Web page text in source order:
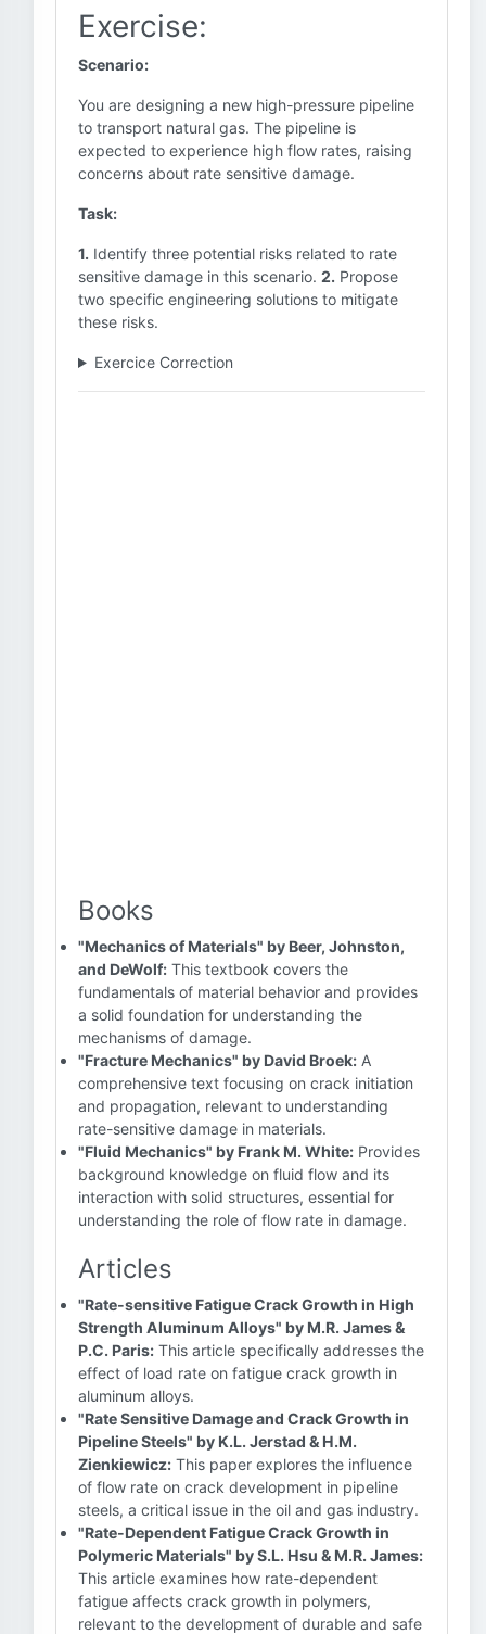
Exercise:
Scenario:
You are designing a new high-pressure pipeline
to transport natural gas. The pipeline is
expected to experience high flow rates, raising
concerns about rate sensitive damage.
Task:
1. Identify three potential risks related to rate
sensitive damage in this scenario. 2. Propose
two specific engineering solutions to mitigate
these risks.
Exercice Correction
Books
"Mechanics of Materials" by Beer, Johnston,
and DeWolf: This textbook covers the
fundamentals of material behavior and provides
a solid foundation for understanding the
mechanisms of damage.
"Fracture Mechanics" by David Broek: A
comprehensive text focusing on crack initiation
and propagation, relevant to understanding
rate-sensitive damage in materials.
"Fluid Mechanics" by Frank M. White: Provides
background knowledge on fluid flow and its
interaction with solid structures, essential for
understanding the role of flow rate in damage.
Articles
"Rate-sensitive Fatigue Crack Growth in High
Strength Aluminum Alloys" by M.R. James &
P.C. Paris: This article specifically addresses the
effect of load rate on fatigue crack growth in
aluminum alloys.
"Rate Sensitive Damage and Crack Growth in
Pipeline Steels" by K.L. Jerstad & H.M.
Zienkiewicz: This paper explores the influence
of flow rate on crack development in pipeline
steels, a critical issue in the oil and gas industry.
"Rate-Dependent Fatigue Crack Growth in
Polymeric Materials" by S.L. Hsu & M.R. James:
This article examines how rate-dependent
fatigue affects crack growth in polymers,
relevant to the development of durable and safe